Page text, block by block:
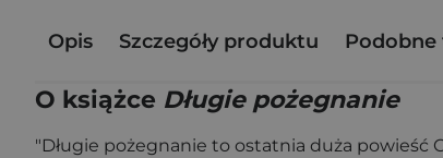
Opis Szczegóły produktu Podobne
O książce Długie pożegnanie
"Długie pożegnanie to ostatnia duża powieść